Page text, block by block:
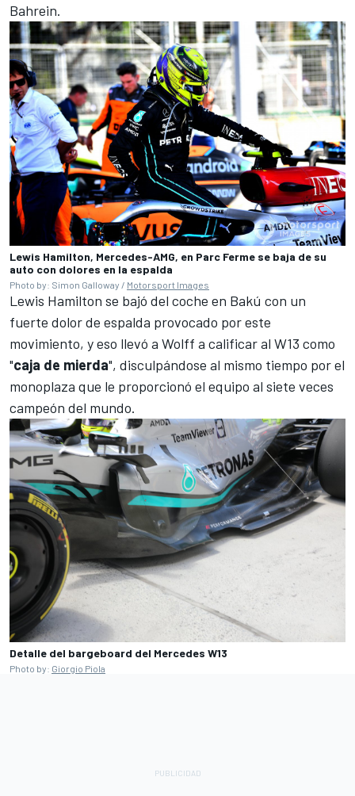
Bahrein.
Lewis Hamilton, Mercedes-AMG, en Parc Ferme se baja de su
auto con dolores en la espalda
Photo by: Simon Galloway / Motorsport Images
Lewis Hamilton se bajó del coche en Bakú con un
fuerte dolor de espalda provocado por este
movimiento, y eso llevó a Wolff a calificar al W13 como
"caja de mierda", disculpándose al mismo tiempo por el
monoplaza que le proporcionó el equipo al siete veces
campeón del mundo.
Detalle del bargeboard del Mercedes W13
Photo by: Giorgio Piola